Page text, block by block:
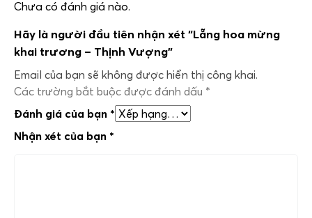
Chưa có đánh giá nào.
Hãy là người đầu tiên nhận xét “Lẵng hoa mừng
khai trương – Thịnh Vượng”
Email của bạn sẽ không được hiển thị công khai.
Các trường bắt buộc được đánh dấu *
Đánh giá của bạn *
Nhận xét của bạn *